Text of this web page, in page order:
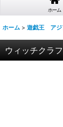
ホーム
ホーム > 遊戯王 アジ
ウィッチクラ